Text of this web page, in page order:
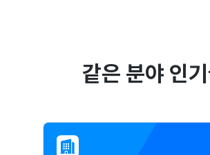
같은 분야 인